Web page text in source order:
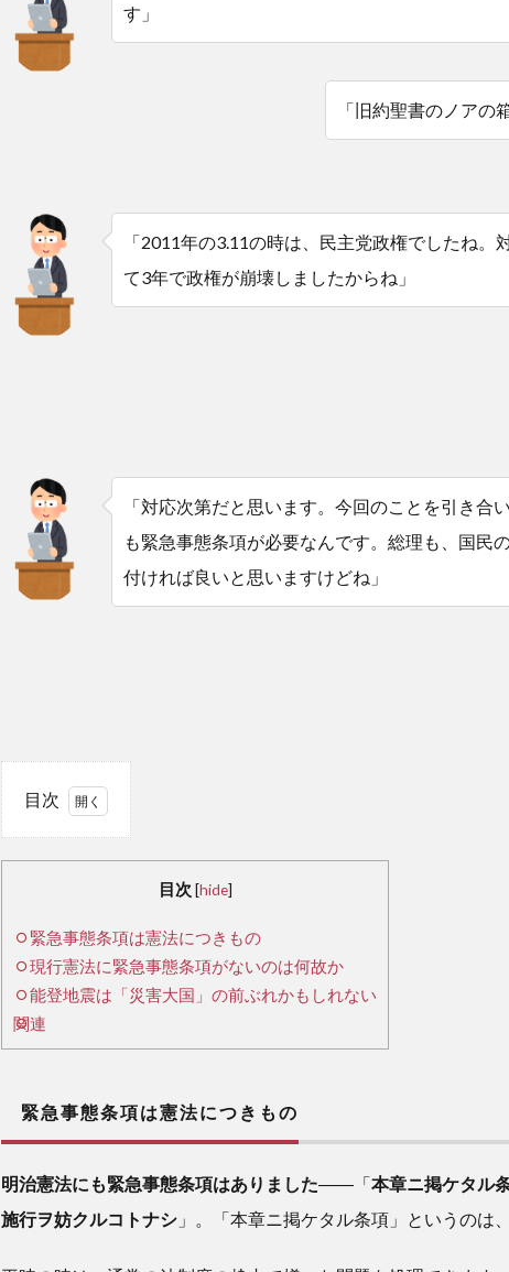
す」
「旧約聖書のノアの
「2011年の3.11の時は、民主党政権でしたね。
て3年で政権が崩壊しましたからね」
「対応次第だと思います。今回のことを引き合
も緊急事態条項が必要なんです。総理も、国民
付ければ良いと思いますけどね」
目次
事
態
条
項
は
に
き
の
目次 [hide]
緊急事態条項は憲法につきもの
現行憲法に緊急事態条項がないのは何故か
能登地震は「災害大国」の前ぶれかもしれない
関連
緊急事態条項は憲法につきもの
明治憲法にも緊急事態条項はありました――「本章ニ掲ケタル
施行ヲ妨クルコトナシ 」。「本章ニ掲ケタル条項」というのは